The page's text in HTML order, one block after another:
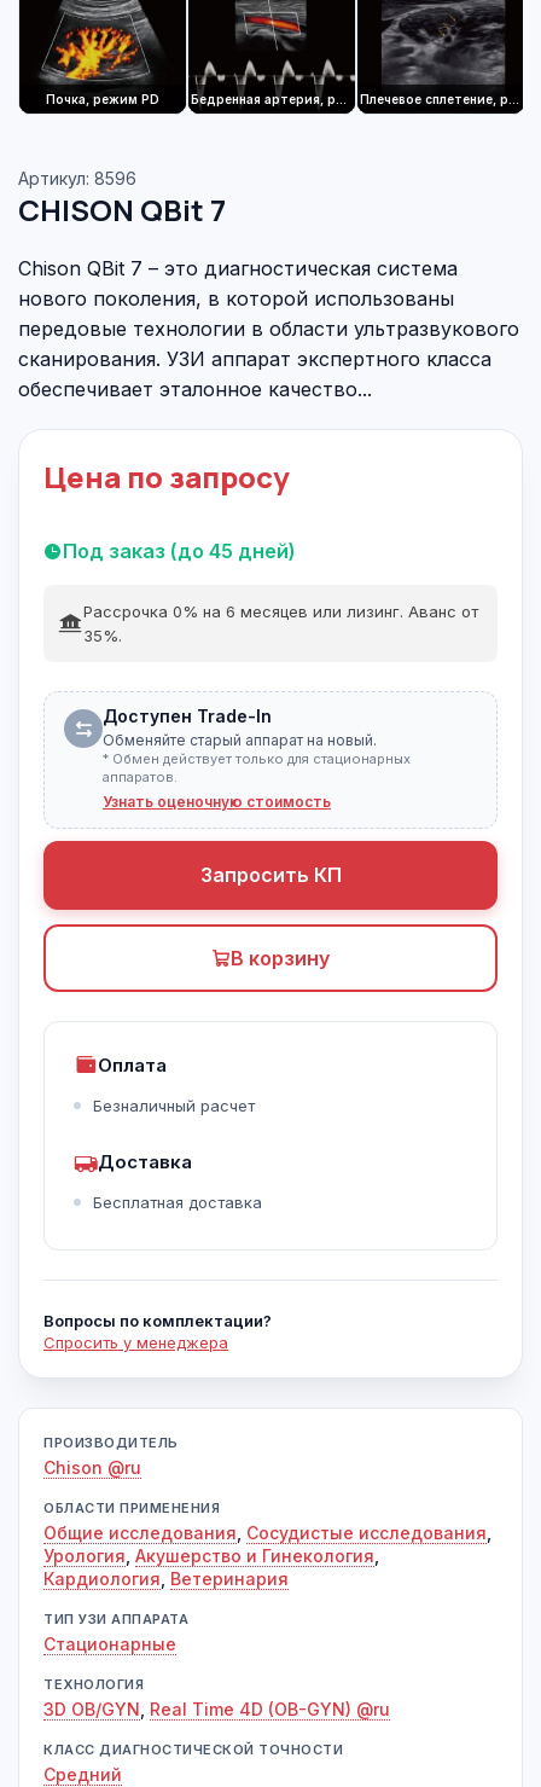
Почка, режим PD
Артикул: 8596
CHISON QBit 7
Chison QBit 7 – это диагностическая система
нового поколения, в которой использованы
передовые технологии в области ультразвукового
сканирования. УЗИ аппарат экспертного класса
обеспечивает эталонное качество...
Цена по запросу
Под заказ (до 45 дней)
Рассрочка 0% на 6 месяцев или лизинг. Аванс от
35%.
Доступен Trade-In
Обменяйте старый аппарат на новый.
* Обмен действует только для стационарных
аппаратов.
Узнать оценочную стоимость
Запросить КП
В корзину
Оплата
Безналичный расчет
Доставка
Бесплатная доставка
Вопросы по комплектации?
Спросить у менеджера
ПРОИЗВОДИТЕЛЬ
Chison @ru
ОБЛАСТИ ПРИМЕНЕНИЯ
Общие исследования Сосудистые исследования
Урология Акушерство и Гинекология
Кардиология Ветеринария
ТИП УЗИ АППАРАТА
Стационарные
ТЕХНОЛОГИЯ
3D OB/GYN Real Time 4D (OB-GYN) @ru
КЛАСС ДИАГНОСТИЧЕСКОЙ ТОЧНОСТИ
Средний